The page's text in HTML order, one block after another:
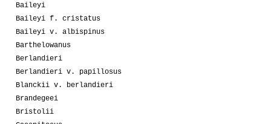
Baileyi
Baileyi f. cristatus
Baileyi v. albispinus
Barthelowanus
Berlandieri
Berlandieri v. papillosus
Blanckii v. berlandieri
Brandegeei
Bristolii